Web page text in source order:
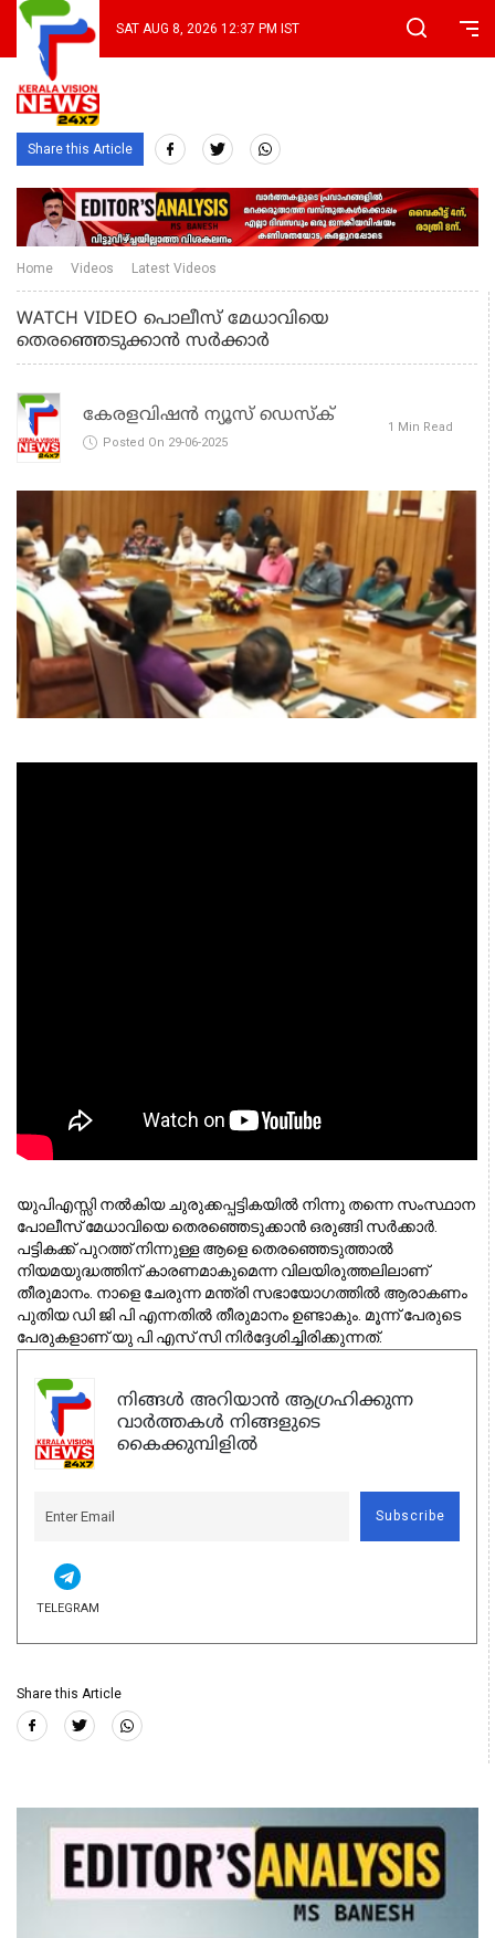
SAT AUG 8, 2026 12:37 PM IST
Share this Article
Home Videos Latest Videos
WATCH VIDEO പൊലീസ് മേധാവിയെ
തെരഞ്ഞെടുക്കാൻ സർക്കാർ
കേരളവിഷൻ ന്യൂസ് ഡെസ്‌ക്
Posted On 29-06-2025
1 Min Read
യുപിഎസ്സി നൽകിയ ചുരുക്കപ്പട്ടികയിൽ നിന്നു തന്നെ സംസ്ഥാന
പോലീസ് മേധാവിയെ തെരഞ്ഞെടുക്കാൻ ഒരുങ്ങി സർക്കാർ.
പട്ടികക്ക് പുറത്ത് നിന്നുള്ള ആളെ തെരഞ്ഞെടുത്താൽ
നിയമയുദ്ധത്തിന് കാരണമാകുമെന്ന വിലയിരുത്തലിലാണ്
തീരുമാനം. നാളെ ചേരുന്ന മന്ത്രി സഭായോഗത്തിൽ ആരാകണം
പുതിയ ഡി ജി പി എന്നതിൽ തീരുമാനം ഉണ്ടാകും. മൂന്ന് പേരുടെ
പേരുകളാണ് യു പി എസ് സി നിർദ്ദേശിച്ചിരിക്കുന്നത്.
നിങ്ങൾ അറിയാൻ ആഗ്രഹിക്കുന്ന
വാർത്തകൾ നിങ്ങളുടെ
കൈക്കുമ്പിളിൽ
Subscribe
TELEGRAM
Share this Article